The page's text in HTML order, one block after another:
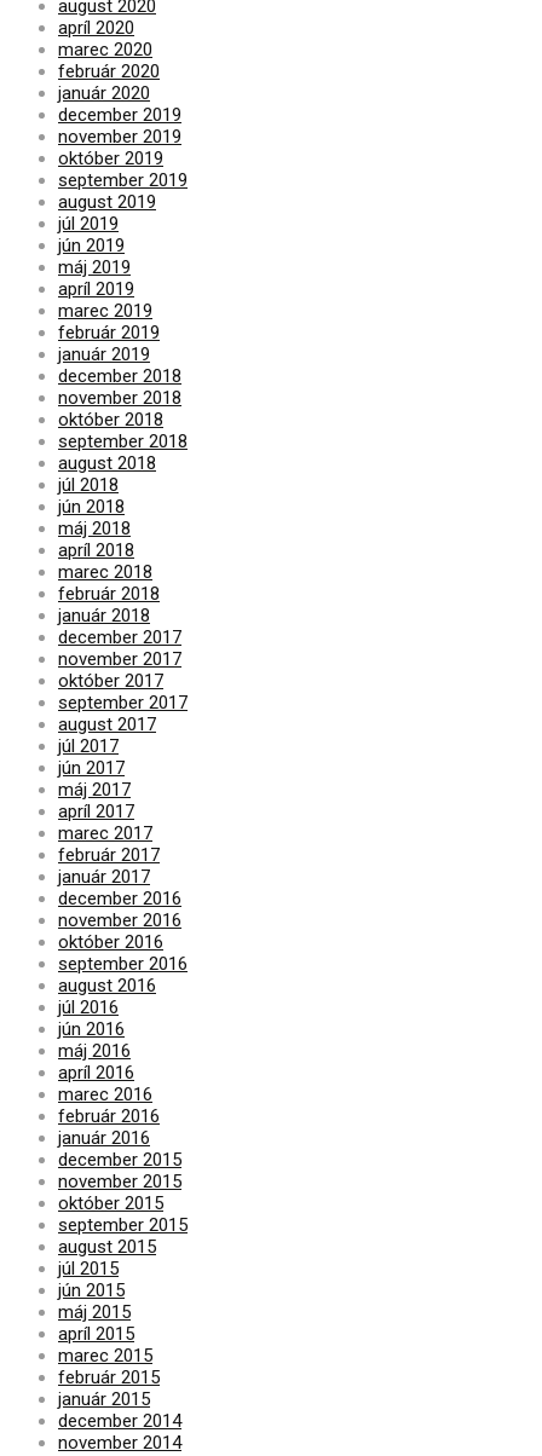
august 2020
apríl 2020
marec 2020
február 2020
január 2020
december 2019
november 2019
október 2019
september 2019
august 2019
júl 2019
jún 2019
máj 2019
apríl 2019
marec 2019
február 2019
január 2019
december 2018
november 2018
október 2018
september 2018
august 2018
júl 2018
jún 2018
máj 2018
apríl 2018
marec 2018
február 2018
január 2018
december 2017
november 2017
október 2017
september 2017
august 2017
júl 2017
jún 2017
máj 2017
apríl 2017
marec 2017
február 2017
január 2017
december 2016
november 2016
október 2016
september 2016
august 2016
júl 2016
jún 2016
máj 2016
apríl 2016
marec 2016
február 2016
január 2016
december 2015
november 2015
október 2015
september 2015
august 2015
júl 2015
jún 2015
máj 2015
apríl 2015
marec 2015
február 2015
január 2015
december 2014
november 2014